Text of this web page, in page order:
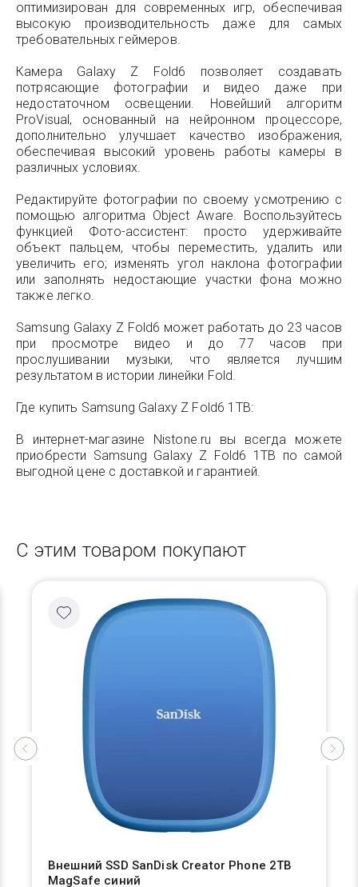
оптимизирован для современных игр, обеспечивая
высокую производительность даже для самых
требовательных геймеров.
Камера Galaxy Z Fold6 позволяет создавать
потрясающие фотографии и видео даже при
недостаточном освещении. Новейший алгоритм
ProVisual, основанный на нейронном процессоре,
дополнительно улучшает качество изображения,
обеспечивая высокий уровень работы камеры в
различных условиях.
Редактируйте фотографии по своему усмотрению с
помощью алгоритма Object Aware. Воспользуйтесь
функцией Фото-ассистент: просто удерживайте
объект пальцем, чтобы переместить, удалить или
увеличить его; изменять угол наклона фотографии
или заполнять недостающие участки фона можно
также легко.
Samsung Galaxy Z Fold6 может работать до 23 часов
при просмотре видео и до 77 часов при
прослушивании музыки, что является лучшим
результатом в истории линейки Fold.
Где купить Samsung Galaxy Z Fold6 1TB:
В интернет-магазине Nistone.ru вы всегда можете
приобрести Samsung Galaxy Z Fold6 1TB по самой
выгодной цене с доставкой и гарантией.
С этим товаром покупают
Внешний SSD SanDisk Creator Phone 2TB
MagSafe синий